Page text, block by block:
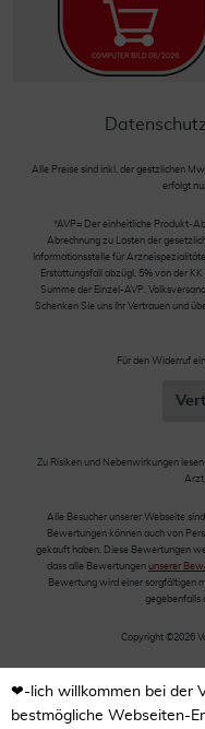
Alle Preise sind inkl. der gestzlichen
erfolgt
*AVP= Der einheitliche Produkt-
Abrechnung zu Lasten der
Informationsstelle für
Erstattungsfall abzügl. 5% von der
Summe der Einzel-AVP.
Schenken Sie uns Ihr Vertrauen und
Für den Widerruf
Zu Risiken und Nebenwirkungen
Arzt
Alle Besucher unserer Webseite
Bewertungen können auch von
gekauft haben. Diese Bewertungen
dass alle Bewertungen unserer
Bewertung wird einer sorgfältigen
gegebenfalls
Copyright ©2026
❤-lich willkommen bei der
bestmögliche Webseiten-